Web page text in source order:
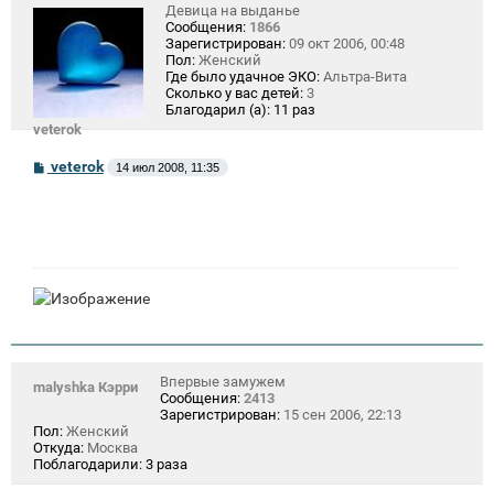
veterok
Девица на выданье
Сообщения: 1866
Зарегистрирован: 09 окт 2006, 00:48
Пол: Женский
Где было удачное ЭКО: Альтра-Вита
Сколько у вас детей: 3
Благодарил (а): 11 раз
С
о
е
veterok 14 июл 2008, 11:35
malyshka Кэрри
Впервые замужем
Сообщения: 2413
Зарегистрирован: 15 сен 2006, 22:13
Пол: Женский
Откуда: Москва
Поблагодарили: 3 раза